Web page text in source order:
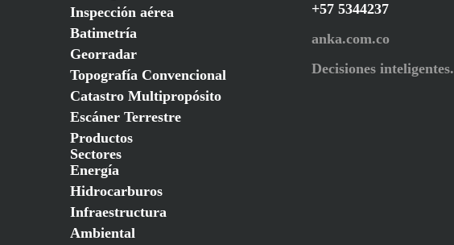
Inspección aérea
Batimetría
Georradar
Topografía Convencional
Catastro Multipropósito
Escáner Terrestre
Productos
Sectores
Energía
Hidrocarburos
Infraestructura
Ambiental
+57 5344237
anka.com.co
Decisiones inteligentes.